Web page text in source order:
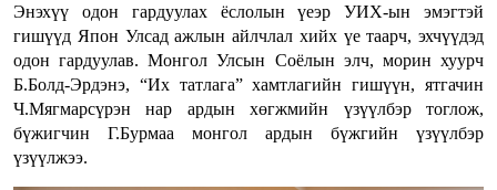
Энэхүү одон гардуулах ёслолын үеэр УИХ-ын эмэгтэй
гишүүд Япон Улсад ажлын айлчлал хийх үе таарч, эхчүүдэд
одон гардуулав. Монгол Улсын Соёлын элч, морин хуурч
Б.Болд-Эрдэнэ, “Их татлага” хамтлагийн гишүүн, ятгачин
Ч.Мягмарсүрэн нар ардын хөгжмийн үзүүлбэр тоглож,
бүжигчин Г.Бурмаа монгол ардын бүжгийн үзүүлбэр
үзүүлжээ.